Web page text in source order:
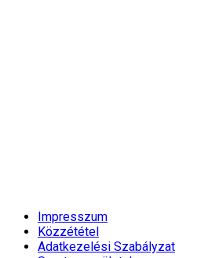
Impresszum
Közzététel
Adatkezelési Szabályzat